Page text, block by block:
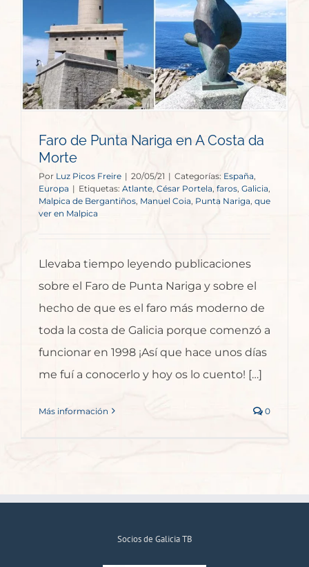
Faro de Punta Nariga en A Costa da
Morte
Por Luz Picos Freire | 20/05/21 | Categorías: España,
Europa | Etiquetas: Atlante, César Portela, faros Galicia,
Malpica de Bergantiños, Manuel Coia, Punta Nariga, que
ver en Malpica
Llevaba tiempo leyendo publicaciones
sobre el Faro de Punta Nariga y sobre el
hecho de que es el faro más moderno de
toda la costa de Galicia porque comenzó a
funcionar en 1998 ¡Así que hace unos días
me fuí a conocerlo y hoy os lo cuento! […]
Más información 0
Socios de Galicia TB